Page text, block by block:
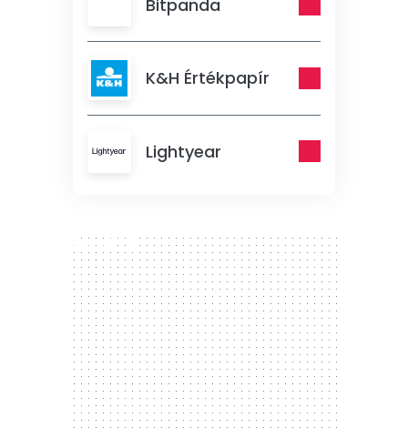
Bitpanda
K&H Értékpapír
Lightyear
300 x 250